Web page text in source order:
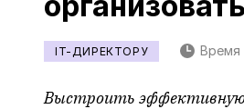
IT-ДИРЕКТОРУ Время
Выстроить эффективную